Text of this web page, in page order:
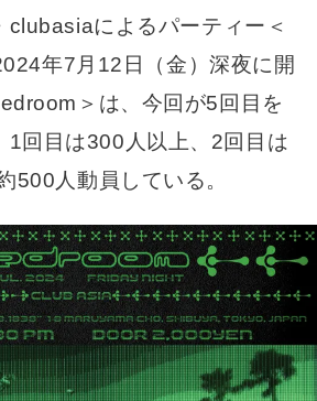
clubasiaによるパーティー＜
年7月12日（金）深夜に開
＞は、今回が5回目を
1回目は300人以上、2回目は
500人動員している。